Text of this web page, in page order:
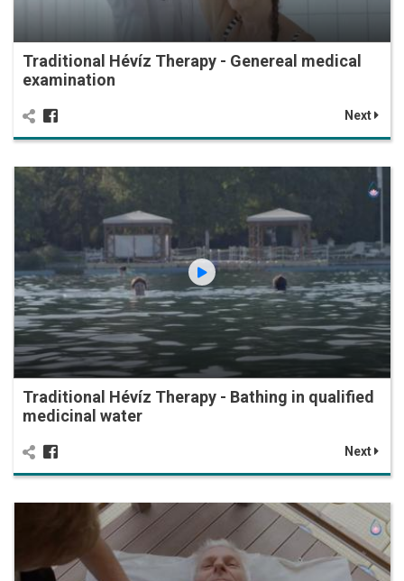
Traditional Hévíz Therapy - Genereal medical
examination
Next
Traditional Hévíz Therapy - Bathing in qualified
medicinal water
Next